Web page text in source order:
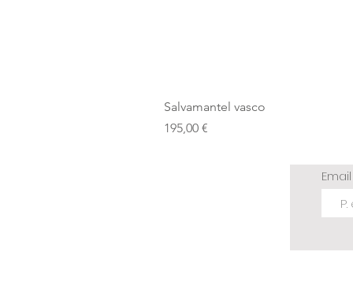
Salvamantel vasco
Precio
195,00 €
Email